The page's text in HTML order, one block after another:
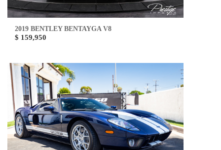
2019 BENTLEY BENTAYGA V8
$ 159,950